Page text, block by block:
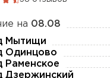
на 08.08
Мытищи
Одинцово
Раменское
Дзержинский
Дирок
ПЕРЕЙТИ